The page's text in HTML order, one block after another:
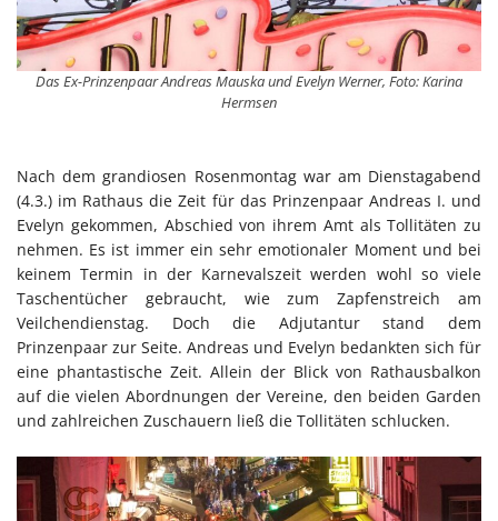
Das Ex-Prinzenpaar Andreas Mauska und Evelyn Werner, Foto: Karina
Hermsen
Nach dem grandiosen Rosenmontag war am Dienstagabend
(4.3.) im Rathaus die Zeit für das Prinzenpaar Andreas I. und
Evelyn gekommen, Abschied von ihrem Amt als Tollitäten zu
nehmen. Es ist immer ein sehr emotionaler Moment und bei
keinem Termin in der Karnevalszeit werden wohl so viele
Taschentücher gebraucht, wie zum Zapfenstreich am
Veilchendienstag. Doch die Adjutantur stand dem
Prinzenpaar zur Seite. Andreas und Evelyn bedankten sich für
eine phantastische Zeit. Allein der Blick von Rathausbalkon
auf die vielen Abordnungen der Vereine, den beiden Garden
und zahlreichen Zuschauern ließ die Tollitäten schlucken.